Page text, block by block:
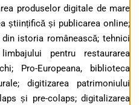
produselor digitale de mare
științifică și publicarea online;
istoria românească; tehnici
pentru restaurarea
Pro-Europeana, biblioteca
digitizarea patrimoniului
și pre-colaps; digitalizarea